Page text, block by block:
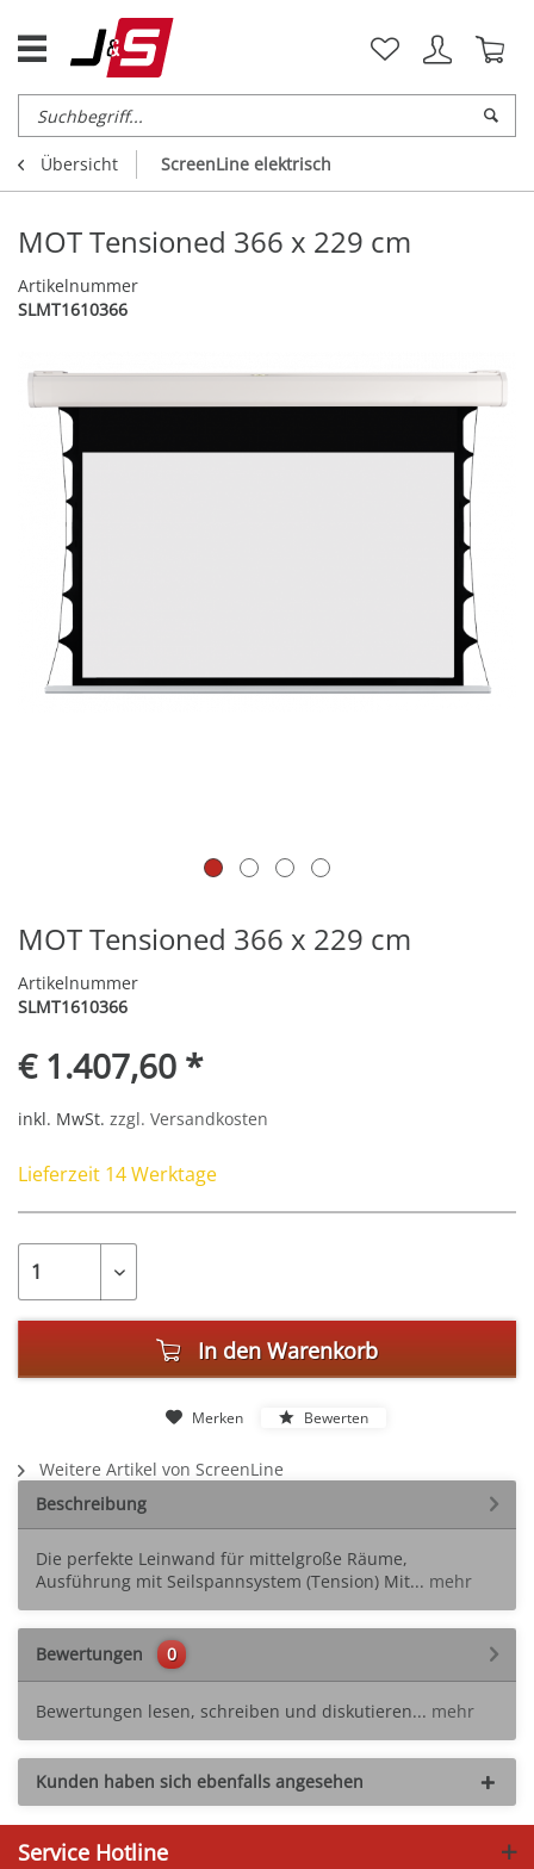
Übersicht ScreenLine elektrisch
MOT Tensioned 366 x 229 cm
Artikelnummer
SLMT1610366
MOT Tensioned 366 x 229 cm
Artikelnummer
SLMT1610366
€ 1.407,60 *
inkl. MwSt. zzgl. Versandkosten
Lieferzeit 14 Werktage
In den Warenkorb
Merken Bewerten
Weitere Artikel von ScreenLine
Beschreibung
Die perfekte Leinwand für mittelgroße Räume,
Ausführung mit Seilspannsystem (Tension) Mit... mehr
Bewertungen 0
Bewertungen lesen, schreiben und diskutieren... mehr
Kunden haben sich ebenfalls angesehen
Service Hotline